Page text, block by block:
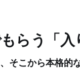
らう「
そこから本格的